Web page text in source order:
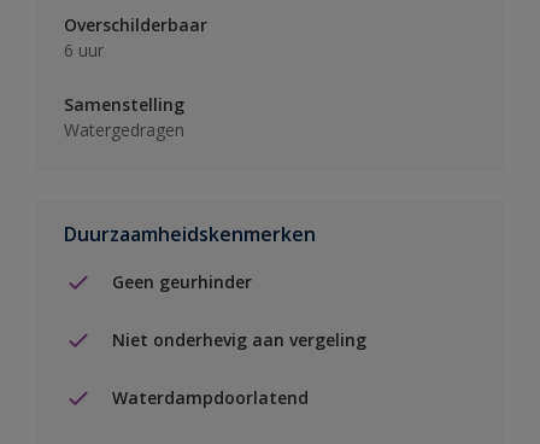
Overschilderbaar
6 uur
Samenstelling
Watergedragen
Duurzaamheidskenmerken
Geen geurhinder
Niet onderhevig aan vergeling
Waterdampdoorlatend